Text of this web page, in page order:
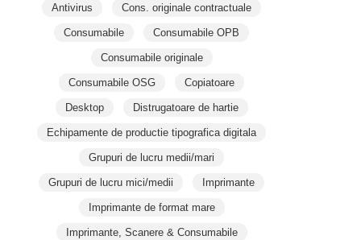
Antivirus Cons. originale contractuale
Consumabile Consumabile OPB
Consumabile originale
Consumabile OSG Copiatoare
Desktop Distrugatoare de hartie
Echipamente de productie tipografica digitala
Grupuri de lucru medii/mari
Grupuri de lucru mici/medii Imprimante
Imprimante de format mare
Imprimante, Scanere & Consumabile